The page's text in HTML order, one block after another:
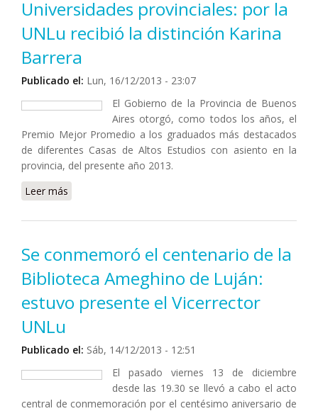
Universidades provinciales: por la
UNLu recibió la distinción Karina
Barrera
Publicado el: Lun, 16/12/2013 - 23:07
El Gobierno de la Provincia de Buenos
Aires otorgó, como todos los años, el
Premio Mejor Promedio a los graduados más destacados
de diferentes Casas de Altos Estudios con asiento en la
provincia, del presente año 2013.
Leer más
la UNLu recibió la distinción Karina Barrera
Se conmemoró el centenario de la
Biblioteca Ameghino de Luján:
estuvo presente el Vicerrector
UNLu
Publicado el: Sáb, 14/12/2013 - 12:51
El pasado viernes 13 de diciembre
desde las 19.30 se llevó a cabo el acto
central de conmemoración por el centésimo aniversario de